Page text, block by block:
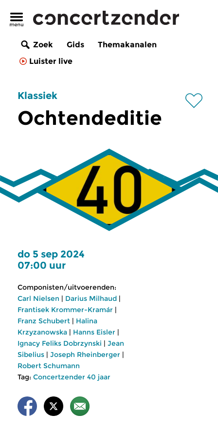
Zoek Gids
Themakanalen
Luister live
Klassiek
Ochtendeditie
do 5 sep 2024
07:00 uur
Componisten/uitvoerenden:
Carl Nielsen | Darius Milhaud |
Frantisek Krommer-Kramár |
Franz Schubert | Halina
Krzyzanowska | Hanns Eisler |
Ignacy Feliks Dobrzynski | Jean
Sibelius | Joseph Rheinberger |
Robert Schumann
Tag: Concertzender 40 jaar